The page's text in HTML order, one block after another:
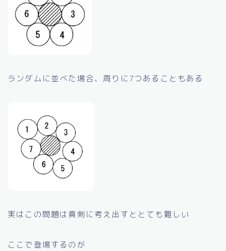
ランダムに並べた場合、周りに7つあることもある
実はこの問題は真剣に考え出すととても難しい
ここで登場するのが